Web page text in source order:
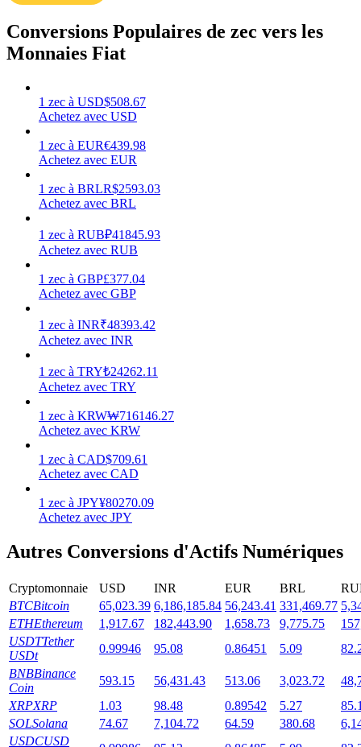
Gagner
Cochon de puissance
Jalonnement
Des rendements élevés et un accès instantané
Conversions Populaires de zec vers les
Monnaies Fiat
1 zec à USD$508.67
Achetez avec USD
1 zec à EUR€439.98
Achetez avec EUR
1 zec à BRLR$2593.03
Achetez avec BRL
1 zec à RUB₽41845.93
Achetez avec RUB
1 zec à GBP£377.04
Achetez avec GBP
1 zec à INR₹48393.42
Achetez avec INR
1 zec à TRY₺24262.11
Achetez avec TRY
1 zec à KRW₩716146.27
Achetez avec KRW
1 zec à CAD$709.61
Achetez avec CAD
1 zec à JPY¥80270.09
Achetez avec JPY
Autres Conversions d'Actifs Numériques
Cryptomonnaie USD INR EUR BRL
BTCBitcoin 65,023.39 6,186,185.84 56,243.41 331,469.77
ETHEthereum 1,917.67 182,443.90 1,658.73 9,775.75
USDTTether
USDt
0.99946 95.08 0.86451 5.09
BNBBinance
Coin
593.15 56,431.43 513.06 3,023.72
XRPXRP 1.03 98.48 0.89542 5.27
SOLSolana 74.67 7,104.72 64.59 380.68
USDCUSD